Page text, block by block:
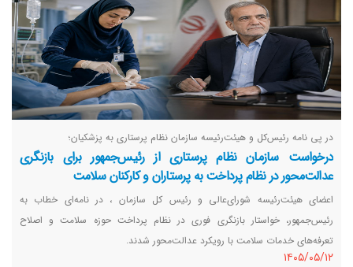
در پی نامه رئیس‌کل و هیئت‌رئیسه سازمان نظام پرستاری به پزشکیان؛
درخواست سازمان نظام پرستاری از رئیس‌جمهور برای بازنگری
عدالت‌محور در نظام پرداخت به پرستاران و کارکنان سلامت
اعضای هیئت‌رئیسه شورای‌عالی و رئیس کل سازمان ، در نامه‌ای خطاب به
رئیس‌جمهور، خواستار بازنگری فوری در نظام پرداخت حوزه سلامت و اصلاح
تعرفه‌های خدمات سلامت با رویکرد عدالت‌محور شدند.
١٤٠٥/٠٥/١٢